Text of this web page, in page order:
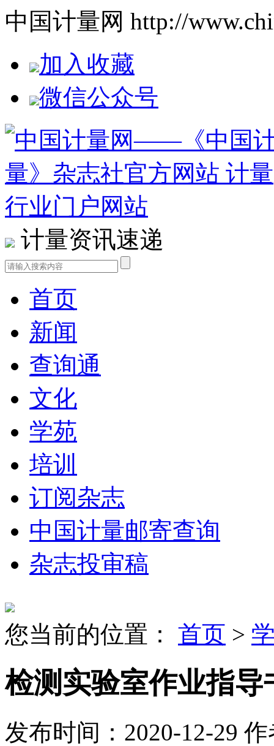
中国计量网 http://
加入收藏
微信公众号
计量资讯速递
首页
新闻
查询通
文化
学苑
培训
订阅杂志
中国计量邮寄查询
杂志投审稿
您当前的位置： 首页 >
检测实验室作业指
发布时间：2020-12-29 作